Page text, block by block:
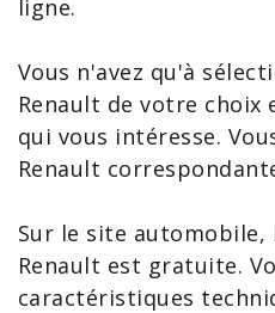
ligne.
Vous n'avez qu'à
Renault de votre choix
qui vous intéresse.
Renault
Sur le site automobile,
Renault est gratuite.
caractéristiques